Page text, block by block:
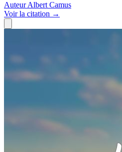
Auteur Albert Camus
Voirla citation →